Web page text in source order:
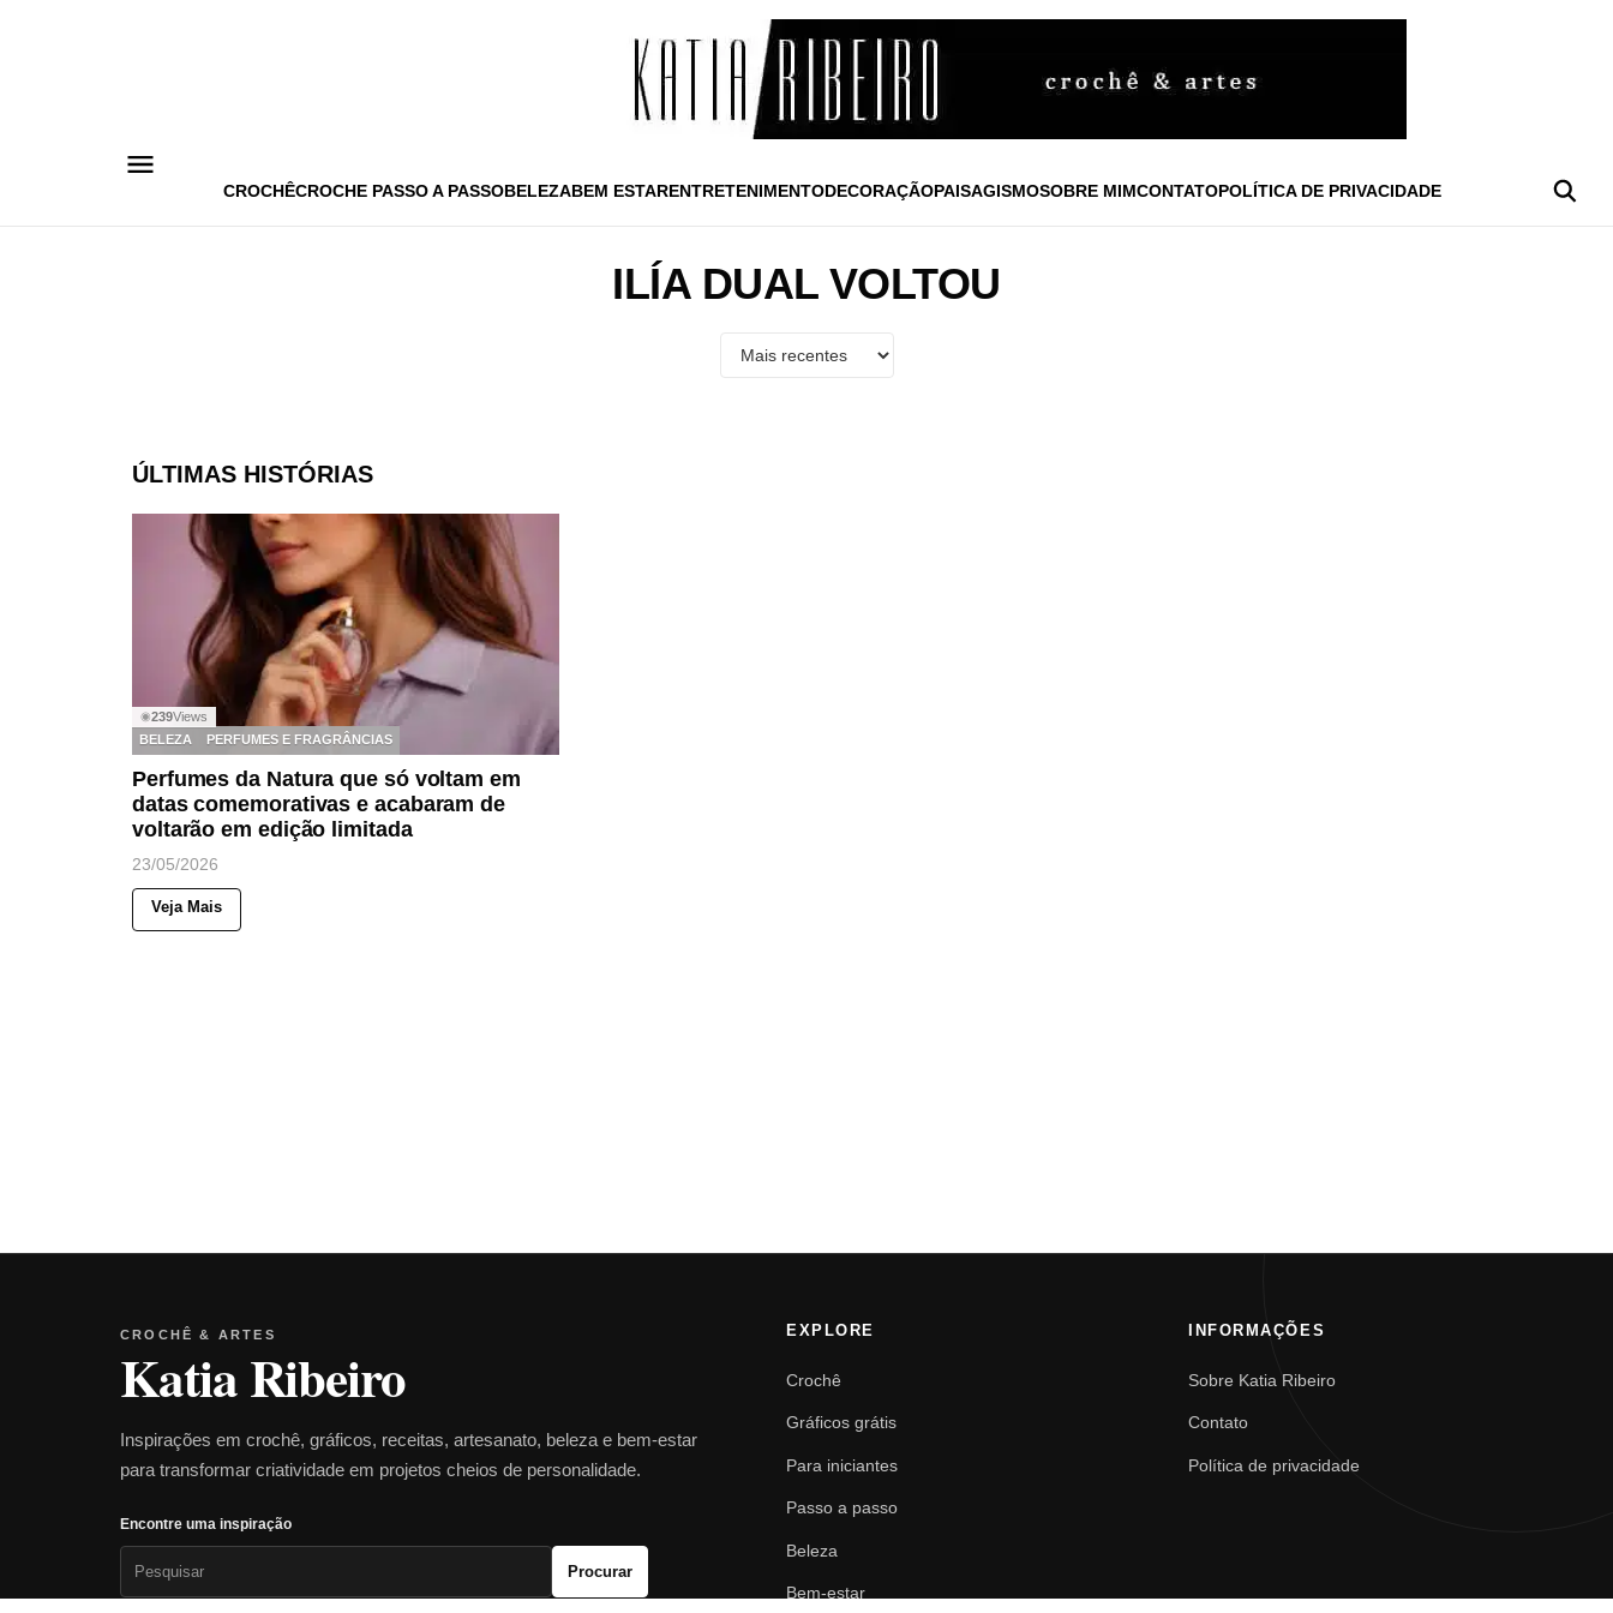
CROCHÊCROCHE PASSO A PASSOBELEZABEM ESTARENTRETENIMENTODECORAÇÃOPAISAGISMOSOBRE MIMCONTATOPOLÍTICA DE PRIVACIDADE
ILÍA DUAL VOLTOU
ÚLTIMAS HISTÓRIAS
◉239Views
BELEZA
PERFUMES E FRAGRÂNCIAS
Perfumes da Natura que só voltam em
datas comemorativas e acabaram de
voltarão em edição limitada
23/05/2026
Veja Mais
CROCHÊ & ARTES
Katia Ribeiro
Inspirações em crochê, gráficos, receitas, artesanato, beleza e bem-estar
para transformar criatividade em projetos cheios de personalidade.
Encontre uma inspiração
Procurar
EXPLORE
Crochê
Gráficos grátis
Para iniciantes
Passo a passo
Beleza
Bem-estar
INFORMAÇÕES
Sobre Katia Ribeiro
Contato
Política de privacidade